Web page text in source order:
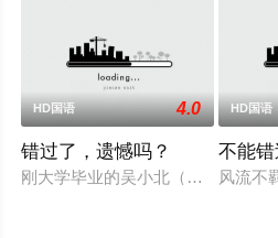
HD国语 4.0
错过了，遗憾吗？
刚大学毕业的吴小北（庄达菲 饰
HD国语
不能
风流不